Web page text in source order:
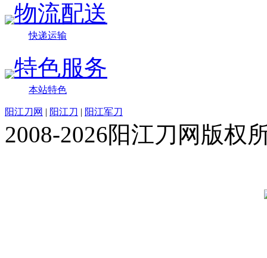
物流配送
快递运输
特色服务
本站特色
阳江刀网 | 阳江刀 | 阳江军刀
2008-2026阳江刀网版权